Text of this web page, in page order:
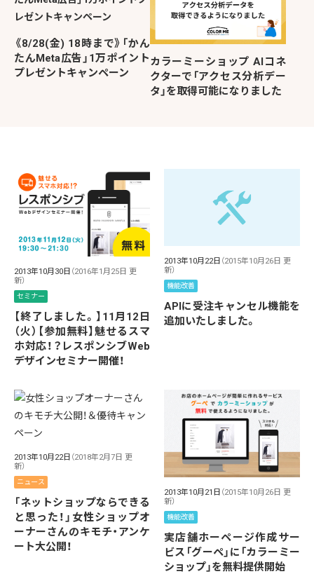
《8/28(金) 18時まで》「かん
たんMeta広告」1万ポイント
プレゼントキャンペーン
カラーミーショップ AIコネ
クターで「アクセス分析デー
タ」を取得可能になりました
2013年10月30日 （2016年1月25日 更
新）
セミナー
【終了しました。】11月12日
（火）【参加無料】魅せるスマ
ホ対応！？レスポンシブWeb
デザインセミナー開催！
2013年10月22日 （2015年10月26日 更
新）
機能改善
APIに受注キャンセル機能を
追加いたしました。
2013年10月22日 （2018年2月7日 更
新）
ニュース
「ネットショップならできる
と思った！」女性ショップオ
ーナーさんのキモチ・アンケ
ート大公開！
2013年10月21日 （2015年10月26日 更
新）
機能改善
実店舗ホーページ作成サー
ビス「グーペ」に「カラーミー
ショップ」を無料提供開始